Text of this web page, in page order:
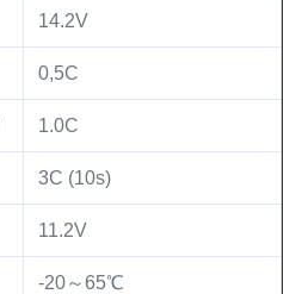
14.2V
0,5C
1.0C
3C (10s)
11.2V
-20～65℃